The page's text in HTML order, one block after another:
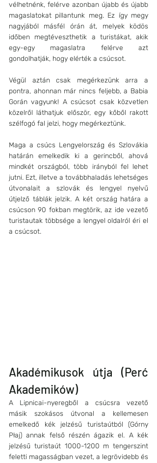
vélhetnénk, felérve azonban újabb és újabb
magaslatokat pillantunk meg. Ez így megy
nagyjából másfél órán át, melyek ködös
időben megtéveszthetik a turistákat, akik
egy-egy magaslatra felérve azt
gondolhatják, hogy elérték a csúcsot.
Végül aztán csak megérkezünk arra a
pontra, ahonnan már nincs feljebb, a Babia
Gorán vagyunk! A csúcsot csak közvetlen
közelről láthatjuk először, egy kőből rakott
szélfogó fal jelzi, hogy megérkeztünk.
Maga a csúcs Lengyelország és Szlovákia
határán emelkedik ki a gerincből, ahová
mindkét országból, több irányból fel lehet
jutni. Ezt, illetve a továbbhaladás lehetséges
útvonalait a szlovák és lengyel nyelvű
útjelző táblák jelzik. A két ország határa a
csúcson 90 fokban megtörik, az ide vezető
turistautak többsége a lengyel oldalról éri el
a csúcsot.
Akadémikusok útja (Perć
Akademików)
A Lipnicai-nyeregből a csúcsra vezető
másik szokásos útvonal a kellemesen
emelkedő kék jelzésű turistaútból (Górny
Płaj) annak felső részén ágazik el. A kék
jelzésű turistaút 1000-1200 m tengerszint
feletti magasságban vezet, a legrövidebb és